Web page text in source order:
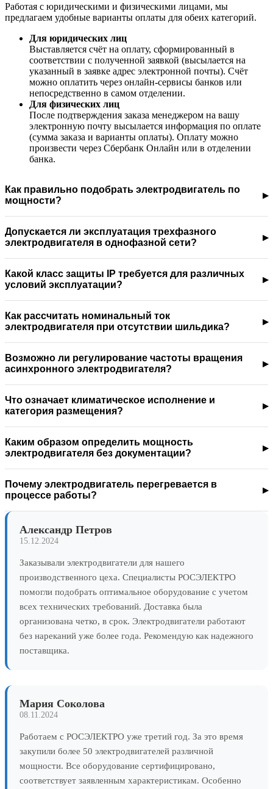
Работая с юридическими и физическими лицами, мы
предлагаем удобные варианты оплаты для обеих категорий.
Для юридических лиц
Выставляется счёт на оплату, сформированный в
соответствии с полученной заявкой (высылается на
указанный в заявке адрес электронной почты). Счёт
можно оплатить через онлайн-сервисы банков или
непосредственно в самом отделении.
Для физических лиц
После подтверждения заказа менеджером на вашу
электронную почту высылается информация по оплате
(сумма заказа и варианты оплаты). Оплату можно
произвести через Сбербанк Онлайн или в отделении
банка.
Как правильно подобрать электродвигатель по
мощности?
Допускается ли эксплуатация трехфазного
электродвигателя в однофазной сети?
Какой класс защиты IP требуется для различных
условий эксплуатации?
Как рассчитать номинальный ток
электродвигателя при отсутствии шильдика?
Возможно ли регулирование частоты вращения
асинхронного электродвигателя?
Что означает климатическое исполнение и
категория размещения?
Каким образом определить мощность
электродвигателя без документации?
Почему электродвигатель перегревается в
процессе работы?
Александр Петров
15.12.2024
Заказывали электродвигатели для нашего
производственного цеха. Специалисты РОСЭЛЕКТРО
помогли подобрать оптимальное оборудование с учетом
всех технических требований. Доставка была
организована четко, в срок. Электродвигатели работают
без нареканий уже более года. Рекомендую как надежного
поставщика.
Мария Соколова
08.11.2024
Работаем с РОСЭЛЕКТРО уже третий год. За это время
закупили более 50 электродвигателей различной
мощности. Все оборудование сертифицировано,
соответствует заявленным характеристикам. Особенно